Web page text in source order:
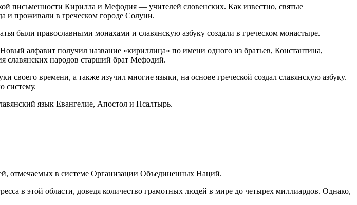
письменности Кирилла и Мефодия — учителей словенских. Как известно, святые
и проживали в греческом городе Солуни.
были православными монахами и славянскую азбуку создали в греческом монастыре.
алфавит получил название «кириллица» по имени одного из братьев, Константина,
славянских народов старший брат Мефодий.
времени, а также изучил многие языки, на основе греческой создал славянскую азбуку.
систему.
язык Евангелие, Апостол и Псалтырь.
отмечаемых в системе Организации Объединенных Наций.
в этой области, доведя количество грамотных людей в мире до четырех миллиардов. Однако,